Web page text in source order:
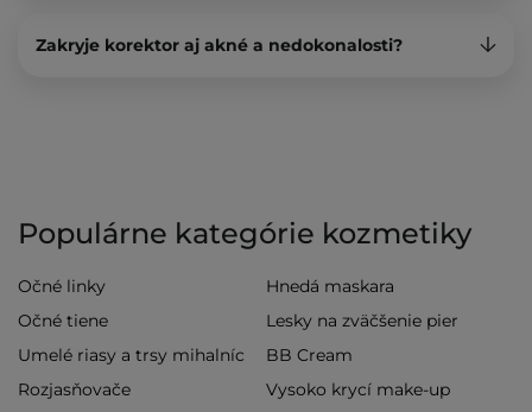
Zakryje korektor aj akné a nedokonalosti?
Populárne kategórie kozmetiky
Očné linky
Hnedá maskara
Očné tiene
Lesky na zväčšenie pier
Umelé riasy a trsy mihalníc
BB Cream
Rozjasňovače
Vysoko krycí make-up